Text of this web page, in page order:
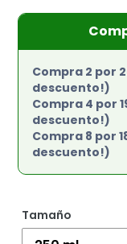
Compra 2 por
descuento!)
Compra 4 por
descuento!)
Compra 8 por
descuento!)
Tamaño